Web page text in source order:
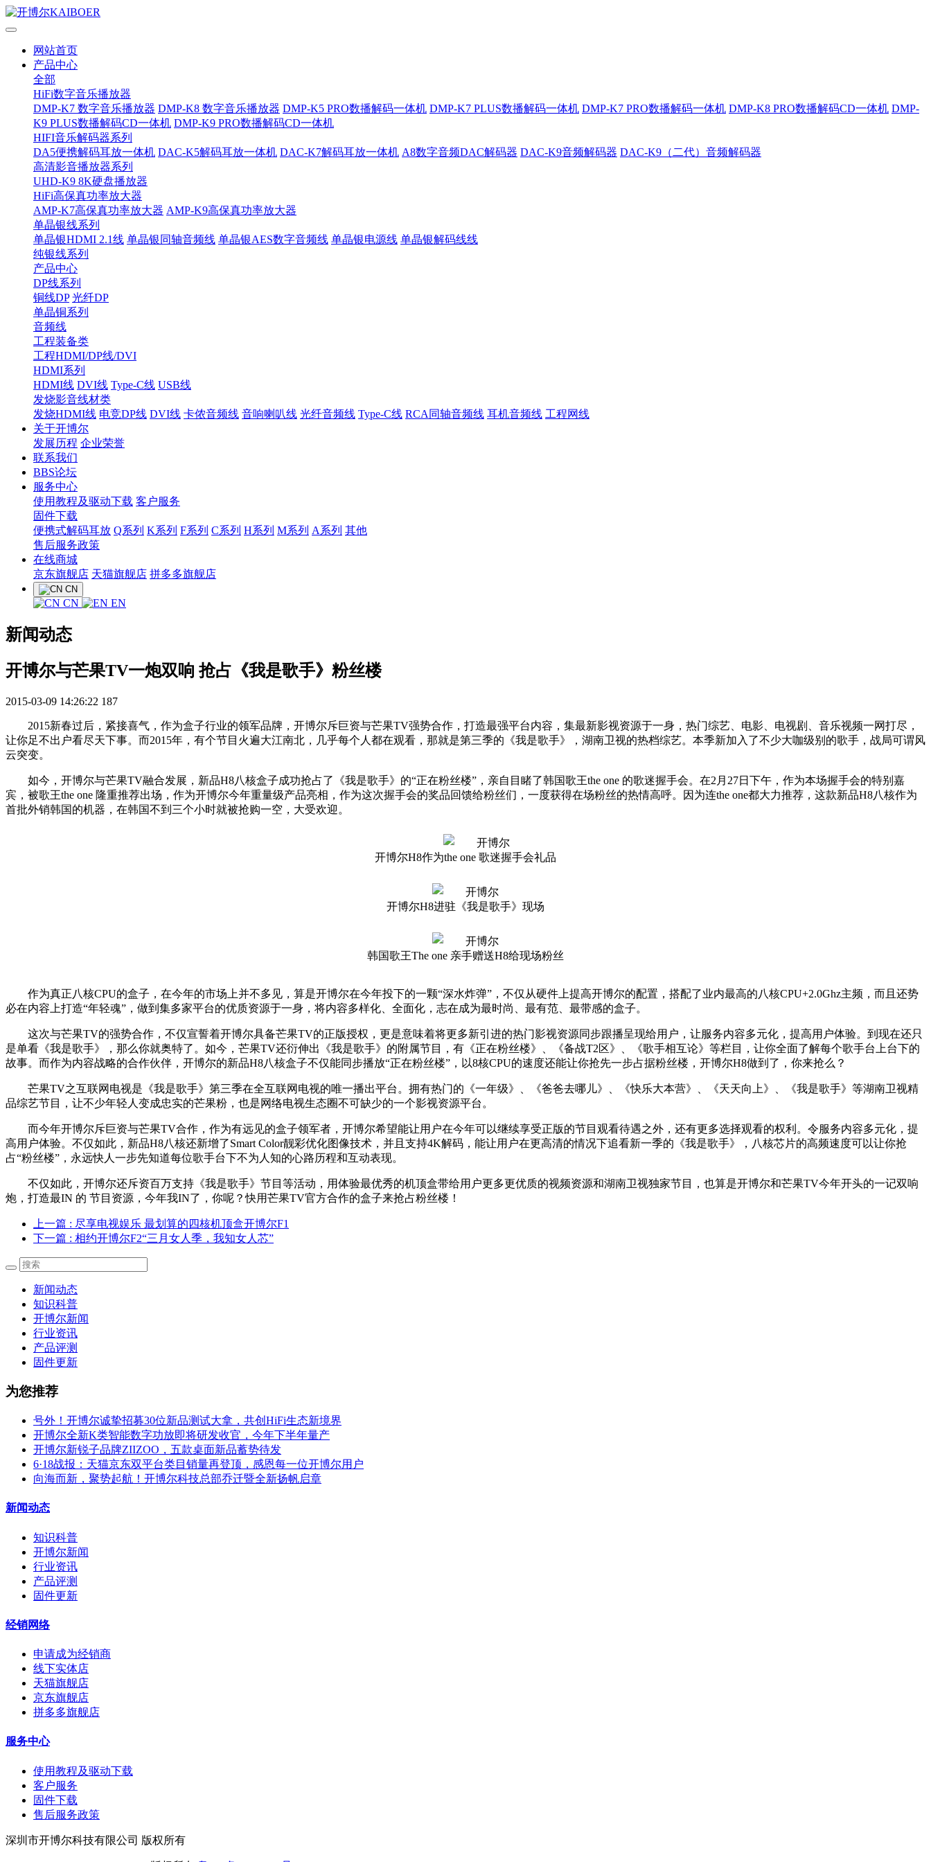
网站首页
产品中心
全部
HiFi数字音乐播放器
DMP-K7 数字音乐播放器 DMP-K8 数字音乐播放器 DMP-K5 PRO数播解码一体机 DMP-K7 PLUS数播解码一体机 DMP-K7 PRO数播解码一体机 DMP-K8 PRO数播解码CD一体机 DMP-
K9 PLUS数播解码CD一体机 DMP-K9 PRO数播解码CD一体机
HIFI音乐解码器系列
DA5便携解码耳放一体机 DAC-K5解码耳放一体机 DAC-K7解码耳放一体机 A8数字音频DAC解码器 DAC-K9音频解码器 DAC-K9（二代）音频解码器
高清影音播放器系列
UHD-K9 8K硬盘播放器
HiFi高保真功率放大器
AMP-K7高保真功率放大器 AMP-K9高保真功率放大器
单晶银线系列
单晶银HDMI 2.1线 单晶银同轴音频线 单晶银AES数字音频线 单晶银电源线 单晶银解码线线
纯银线系列
产品中心
DP线系列
铜线DP 光纤DP
单晶铜系列
音频线
工程装备类
工程HDMI/DP线/DVI
HDMI系列
HDMI线 DVI线 Type-C线 USB线
发烧影音线材类
发烧HDMI线 电竞DP线 DVI线 卡侬音频线 音响喇叭线 光纤音频线 Type-C线 RCA同轴音频线 耳机音频线 工程网线
关于开博尔
发展历程 企业荣誉
联系我们
BBS论坛
服务中心
使用教程及驱动下载 客户服务
固件下载
便携式解码耳放 Q系列 K系列 F系列 C系列 H系列 M系列 A系列 其他
售后服务政策
在线商城
京东旗舰店 天猫旗舰店 拼多多旗舰店
CN
CN EN
新闻动态
开博尔与芒果TV一炮双响 抢占《我是歌手》粉丝楼
2015-03-09 14:26:22 187
2015新春过后，紧接喜气，作为盒子行业的领军品牌，开博尔斥巨资与芒果TV强势合作，打造最强平台内容，集最新影视资源于一身，热门综艺、电影、电视剧、音乐视频一网打尽，
让你足不出户看尽天下事。而2015年，有个节目火遍大江南北，几乎每个人都在观看，那就是第三季的《我是歌手》，湖南卫视的热档综艺。本季新加入了不少大咖级别的歌手，战局可谓风
云突变。
如今，开博尔与芒果TV融合发展，新品H8八核盒子成功抢占了《我是歌手》的“正在粉丝楼”，亲自目睹了韩国歌王the one 的歌迷握手会。在2月27日下午，作为本场握手会的特别嘉
宾，被歌王the one 隆重推荐出场，作为开博尔今年重量级产品亮相，作为这次握手会的奖品回馈给粉丝们，一度获得在场粉丝的热情高呼。因为连the one都大力推荐，这款新品H8八核作为
首批外销韩国的机器，在韩国不到三个小时就被抢购一空，大受欢迎。
开博尔H8作为the one 歌迷握手会礼品
开博尔H8进驻《我是歌手》现场
韩国歌王The one 亲手赠送H8给现场粉丝
作为真正八核CPU的盒子，在今年的市场上并不多见，算是开博尔在今年投下的一颗“深水炸弹”，不仅从硬件上提高开博尔的配置，搭配了业内最高的八核CPU+2.0Ghz主频，而且还势
必在内容上打造“年轻魂”，做到集多家平台的优质资源于一身，将内容多样化、全面化，志在成为最时尚、最有范、最带感的盒子。
这次与芒果TV的强势合作，不仅宣誓着开博尔具备芒果TV的正版授权，更是意味着将更多新引进的热门影视资源同步跟播呈现给用户，让服务内容多元化，提高用户体验。到现在还只
是单看《我是歌手》，那么你就奥特了。如今，芒果TV还衍伸出《我是歌手》的附属节目，有《正在粉丝楼》、《备战T2区》、《歌手相互论》等栏目，让你全面了解每个歌手台上台下的
故事。而作为内容战略的合作伙伴，开博尔的新品H8八核盒子不仅能同步播放“正在粉丝楼”，以8核CPU的速度还能让你抢先一步占据粉丝楼，开博尔H8做到了，你来抢么？
芒果TV之互联网电视是《我是歌手》第三季在全互联网电视的唯一播出平台。拥有热门的《一年级》、《爸爸去哪儿》、《快乐大本营》、《天天向上》、《我是歌手》等湖南卫视精
品综艺节目，让不少年轻人变成忠实的芒果粉，也是网络电视生态圈不可缺少的一个影视资源平台。
而今年开博尔斥巨资与芒果TV合作，作为有远见的盒子领军者，开博尔希望能让用户在今年可以继续享受正版的节目观看待遇之外，还有更多选择观看的权利。令服务内容多元化，提
高用户体验。不仅如此，新品H8八核还新增了Smart Color靓彩优化图像技术，并且支持4K解码，能让用户在更高清的情况下追看新一季的《我是歌手》，八核芯片的高频速度可以让你抢
占“粉丝楼”，永远快人一步先知道每位歌手台下不为人知的心路历程和互动表现。
不仅如此，开博尔还斥资百万支持《我是歌手》节目等活动，用体验最优秀的机顶盒带给用户更多更优质的视频资源和湖南卫视独家节目，也算是开博尔和芒果TV今年开头的一记双响
炮，打造最IN 的 节目资源，今年我IN了，你呢？快用芒果TV官方合作的盒子来抢占粉丝楼！
上一篇 : 尽享电视娱乐 最划算的四核机顶盒开博尔F1
下一篇 : 相约开博尔F2“三月女人季，我知女人芯”
新闻动态
知识科普
开博尔新闻
行业资讯
产品评测
固件更新
为您推荐
号外！开博尔诚挚招募30位新品测试大拿，共创HiFi生态新境界
开博尔全新K类智能数字功放即将研发收官，今年下半年量产
开博尔新锐子品牌ZIIZOO，五款桌面新品蓄势待发
6·18战报：天猫京东双平台类目销量再登顶，感恩每一位开博尔用户
向海而新，聚势起航！开博尔科技总部乔迁暨全新扬帆启章
新闻动态
知识科普
开博尔新闻
行业资讯
产品评测
固件更新
经销网络
申请成为经销商
线下实体店
天猫旗舰店
京东旗舰店
拼多多旗舰店
服务中心
使用教程及驱动下载
客户服务
固件下载
售后服务政策
深圳市开博尔科技有限公司 版权所有